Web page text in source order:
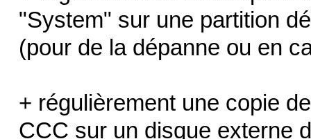
"System" sur une partition
(pour de la dépanne ou en
+ régulièrement une copie
CCC sur un disque externe